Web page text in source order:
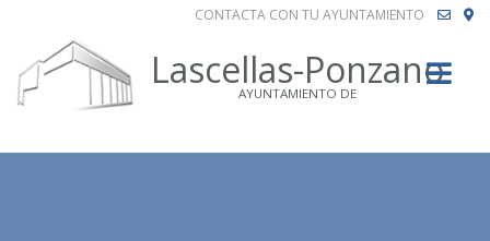
CONTACTA CON TU AYUNTAMIENTO
Lascellas-Ponzano
AYUNTAMIENTO DE